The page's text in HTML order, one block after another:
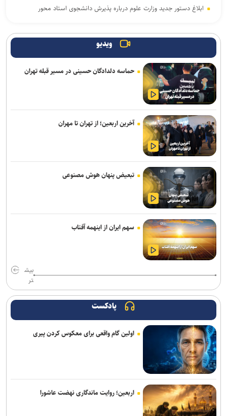
ابلاغ دستور جدید وزارت علوم درباره پذیرش دانشجوی استاد محور
تربیت در کنار تعلیم؛ ضرورت تقویت جهت‌گیری الهی و فرهنگی در آموزش
تخصصی دانشگاه‌ها
آغاز انتخاب واحد ترم تحصیلی جدید دانشگاه آزاد اسلامی از ۲۴ مرداد
جهاد دانشگاهی برای پاسخ به نیاز‌های کشور نیازمند تحول بنیادین است
زمان نام‌نویسی آزمون کارشناسی ارشد علوم پزشکی فردا آغاز خواهد شد
اعلام جدیدترین طرح‌های پژوهشی دوران جنگ در حوزه پزشکی/ فراخوان
جذب طرح‌های تحقیقاتی آغاز شد
نتایج آزمون‌های سمپاد و نمونه دولتی پایه هفتم اعلام شد
آغاز ثبت‌نام دهمین دوره طرح شهید احمدی‌روشن ویژه استادان متقاضی
راهبری هسته‌های مسئله‌محور
بیانیه بسیج اساتید جهاددانشگاهی به مناسبت سالروز تأسیس
جهاددانشگاهی
ویدیو
حماسه دلدادگان حسینی در مسیر قبله تهران
آخرین اربعین؛ از تهران تا مهران
تبعیض پنهان هوش مصنوعی
سهم ایران از اینهمه آفتاب
بیش
تر
پادکست
اولین گام واقعی برای معکوس کردن پیری
اربعین؛ روایت ماندگاری نهضت عاشورا